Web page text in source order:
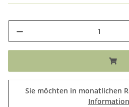
Sie möchten in monatlichen